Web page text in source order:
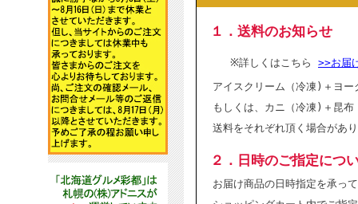
１．送料のお知らせ
※詳しくはこちら >>お届
アイスクリーム（冷凍)＋ヨー
もしくは、カニ（冷凍)＋昆布
送料をそれぞれ頂く場合があ
２．日時のご指定につ
お届け商品の日時指定を承っ